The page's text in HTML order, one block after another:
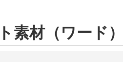
素材（ワード）